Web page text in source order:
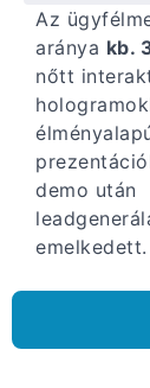
Az
aránya kb.
nőtt
demo után
emelkedett.